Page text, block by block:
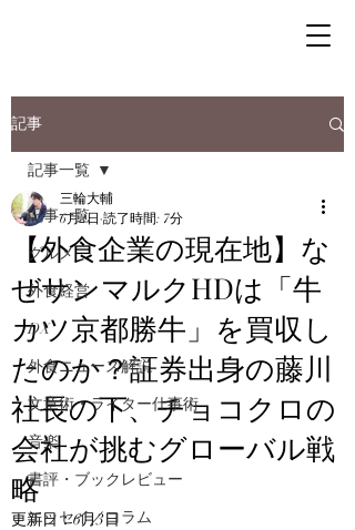
記事
記事一覧
グルメ
外食経営
DX
外食ニュース解説
文章術・ライター仕事術
音楽
書評・ブックレビュー
エッセイ／コラム
記事一覧
【外食企業の現在地】な
ぜサンマルクHDは「牛
カツ京都勝牛」を買収し
たのか？証券出身の藤川
社長の下、チョコクロの
会社が挑むグローバル戦
略
三輪大輔
6月2日 読了時間: 7分
更新日：6月3日